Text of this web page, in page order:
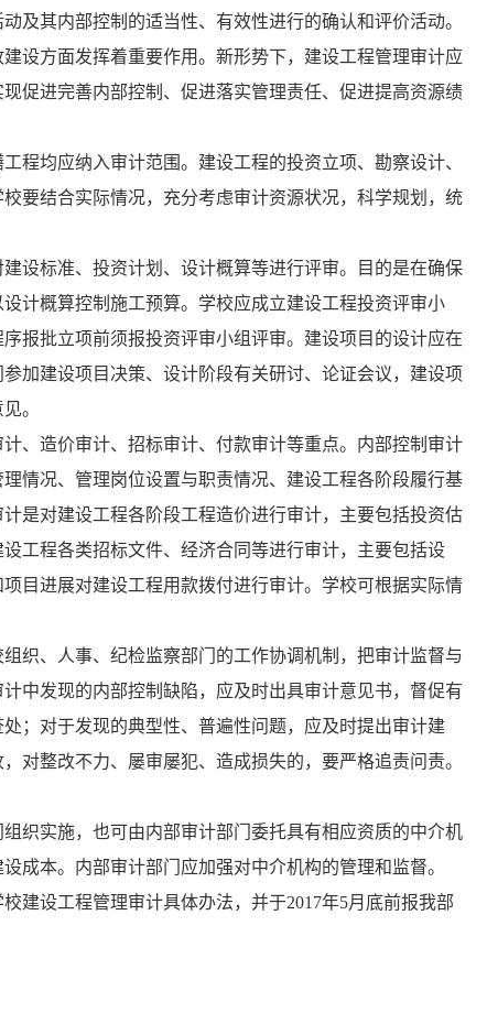
及其内部控制的适当性、有效性进行的确认和评价活动。
设方面发挥着重要作用。新形势下，建设工程管理审计应
促进完善内部控制、促进落实管理责任、促进提高资源绩
程均应纳入审计范围。建设工程的投资立项、勘察设计、
要结合实际情况，充分考虑审计资源状况，科学规划，统
设标准、投资计划、设计概算等进行评审。目的是在确保
计概算控制施工预算。学校应成立建设工程投资评审小
报批立项前须报投资评审小组评审。建设项目的设计应在
加建设项目决策、设计阶段有关研讨、论证会议，建设项
。
、造价审计、招标审计、付款审计等重点。内部控制审计
情况、管理岗位设置与职责情况、建设工程各阶段履行基
是对建设工程各阶段工程造价进行审计，主要包括投资估
工程各类招标文件、经济合同等进行审计，主要包括设
目进展对建设工程用款拨付进行审计。学校可根据实际情
织、人事、纪检监察部门的工作协调机制，把审计监督与
中发现的内部控制缺陷，应及时出具审计意见书，督促有
；对于发现的典型性、普遍性问题，应及时提出审计建
对整改不力、屡审屡犯、造成损失的，要严格追责问责。
织实施，也可由内部审计部门委托具有相应资质的中介机
成本。内部审计部门应加强对中介机构的管理和监督。
建设工程管理审计具体办法，并于2017年5月底前报我部